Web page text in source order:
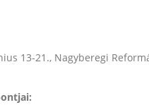
13-21., Nagyberegi